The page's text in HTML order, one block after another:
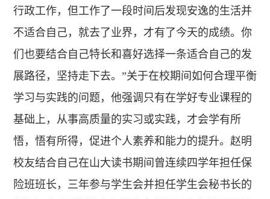
行政工作，但工作了一段时间后发现安逸的生活并
不适合自己，就去了业界，才有了今天的成绩。你
们也要结合自己特长和喜好选择一条适合自己的发
展路径，坚持走下去。”关于在校期间如何合理平衡
学习与实践的问题，他强调只有在学好专业课程的
基础上，从事高质量的实习或实践，才会学有所
悟，悟有所得，促进个人素养和能力的提升。赵明
校友结合自己在山大读书期间曾连续四学年担任保
险班班长，三年参与学生会并担任学生会秘书长的